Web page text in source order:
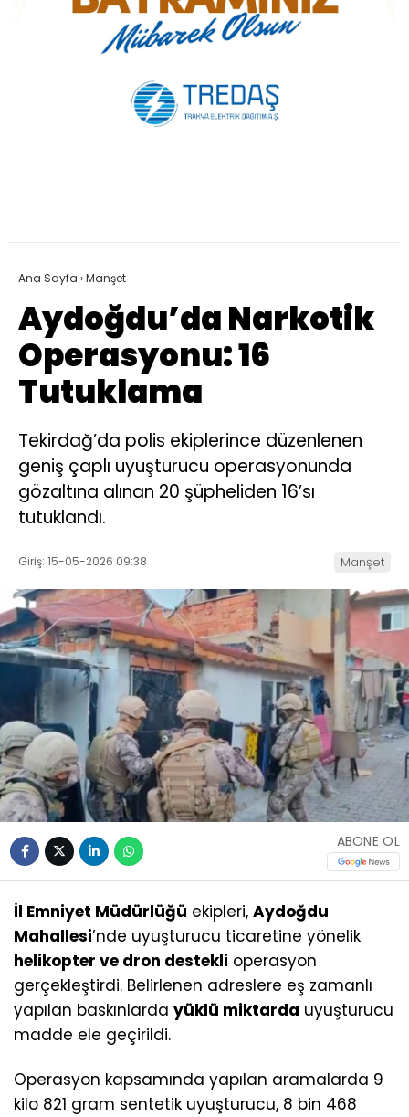
Ana Sayfa ›Manşet
Aydoğdu’da Narkotik
Operasyonu: 16
Tutuklama
Tekirdağ’da polis ekiplerince düzenlenen
geniş çaplı uyuşturucu operasyonunda
gözaltına alınan 20 şüpheliden 16’sı
tutuklandı.
Giriş: 15-05-2026 09:38 Manşet
ABONE OL
İl Emniyet Müdürlüğü ekipleri, Aydoğdu
Mahallesi’nde uyuşturucu ticaretine yönelik
helikopter ve dron destekli operasyon
gerçekleştirdi. Belirlenen adreslere eş zamanlı
yapılan baskınlarda yüklü miktarda uyuşturucu
madde ele geçirildi.
Operasyon kapsamında yapılan aramalarda 9
kilo 821 gram sentetik uyuşturucu, 8 bin 468